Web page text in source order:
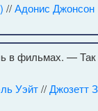
//Адонис Джонсон
фильмах. — Так
Уэйт//Джозетт